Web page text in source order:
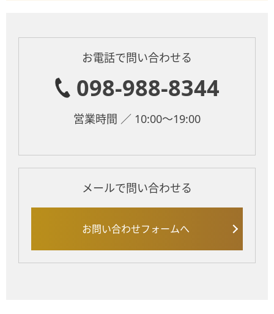
お電話で問い合わせる
098-988-8344
営業時間 ／ 10:00～19:00
メールで問い合わせる
お問い合わせフォームへ